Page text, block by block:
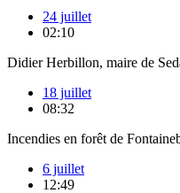
24 juillet
02:10
Didier Herbillon, maire de
18 juillet
08:32
Incendies en forêt de
6 juillet
12:49